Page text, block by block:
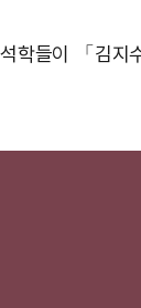
학들이 「김지